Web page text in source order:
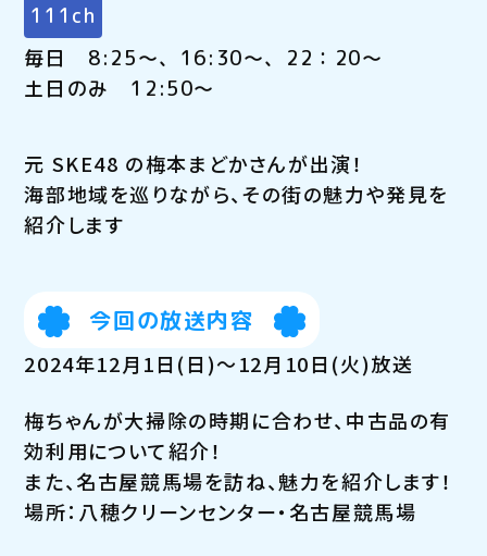
111ch
毎日 8:25～、16:30～、22：20～
土日のみ 12:50～
元 SKE48 の梅本まどかさんが出演！
海部地域を巡りながら、その街の魅力や発見を
紹介します
今回の放送内容
2024年12月1日(日)～12月10日(火)放送
梅ちゃんが大掃除の時期に合わせ、中古品の有
効利用について紹介！
また、名古屋競馬場を訪ね、魅力を紹介します！
場所：八穂クリーンセンター・名古屋競馬場